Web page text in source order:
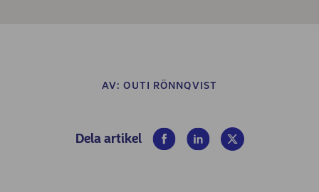
AV:OUTI RÖNNQVIST
Dela artikel (opens in new window)
(opens in new window)
(opens in new